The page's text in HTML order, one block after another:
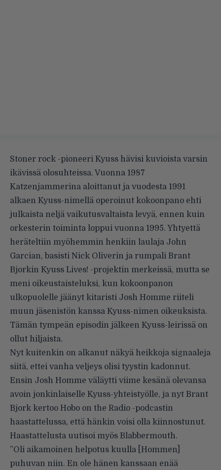
Stoner rock -pioneeri Kyuss hävisi kuvioista varsin
ikävissä olosuhteissa. Vuonna 1987
Katzenjammerina aloittanut ja vuodesta 1991
alkaen Kyuss-nimellä operoinut kokoonpano ehti
julkaista neljä vaikutusvaltaista levyä, ennen kuin
orkesterin toiminta loppui vuonna 1995. Yhtyettä
heräteltiin myöhemmin henkiin laulaja John
Garcian, basisti Nick Oliverin ja rumpali Brant
Bjorkin Kyuss Lives! -projektin merkeissä, mutta se
meni oikeustaisteluksi, kun kokoonpanon
ulkopuolelle jäänyt kitaristi Josh Homme riiteli
muun jäsenistön kanssa Kyuss-nimen oikeuksista.
Tämän tympeän episodin jälkeen Kyuss-leirissä on
ollut hiljaista.
Nyt kuitenkin on alkanut näkyä heikkoja signaaleja
siitä, ettei vanha veljeys olisi tyystin kadonnut.
Ensin Josh Homme väläytti viime kesänä olevansa
avoin jonkinlaiselle Kyuss-yhteistyölle, ja nyt Brant
Bjork kertoo Hobo on the Radio -podcastin
haastattelussa, että hänkin voisi olla kiinnostunut.
Haastattelusta uutisoi myös Blabbermouth.
”Oli aikamoinen helpotus kuulla [Hommen]
puhuvan niin. En ole hänen kanssaan enää